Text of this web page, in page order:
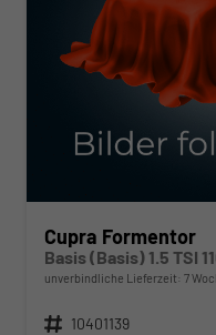
Cupra Formentor
unverbindliche Lieferzeit: 7
Fahrzeugnr. 10401139